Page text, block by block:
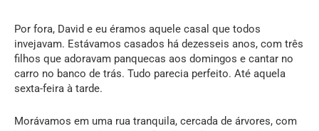
Por fora, David e eu éramos aquele casal que todos
invejavam. Estávamos casados há dezesseis anos, com três
filhos que adoravam panquecas aos domingos e cantar no
carro no banco de trás. Tudo parecia perfeito. Até aquela
sexta-feira à tarde.
Morávamos em uma rua tranquila, cercada de árvores, com